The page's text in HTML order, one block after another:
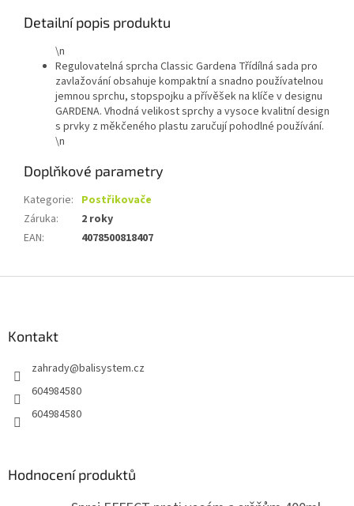
Detailní popis produktu
\n
Regulovatelná sprcha Classic Gardena Třídílná sada pro
zavlažování obsahuje kompaktní a snadno používatelnou
jemnou sprchu, stopspojku a přívěšek na klíče v designu
GARDENA. Vhodná velikost sprchy a vysoce kvalitní design
s prvky z měkčeného plastu zaručují pohodlné používání.
\n
Doplňkové parametry
Kategorie: Postřikovače
Záruka:
2 roky
EAN: 4078500818407
Kontakt
zahrady@balisystem.cz
604984580
604984580
Hodnocení produktů